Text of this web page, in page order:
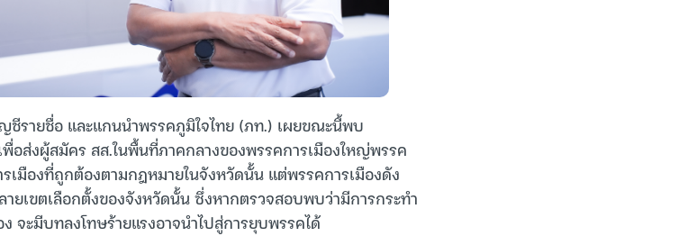
รายชื่อ และแกนนำพรรคภูมิใจไทย (ภท.) เผยขณะนี้พบ
พื่อส่งผู้สมัคร สส.ในพื้นที่ภาคกลางของพรรคการเมืองใหญ่พรรค
เมืองที่ถูกต้องตามกฎหมายในจังหวัดนั้น แต่พรรคการเมืองดัง
ยเขตเลือกตั้งของจังหวัดนั้น ซึ่งหากตรวจสอบพบว่ามีการกระทำ
จะมีบทลงโทษร้ายแรงอาจนำไปสู่การยุบพรรคได้